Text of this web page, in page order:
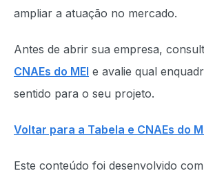
ampliar a atuação no mercado.
Antes de abrir sua empresa,
CNAEs do MEI e avalie qual
sentido para o seu projeto.
Voltar para a Tabela e CNAEs do
Este conteúdo foi desenvolvido